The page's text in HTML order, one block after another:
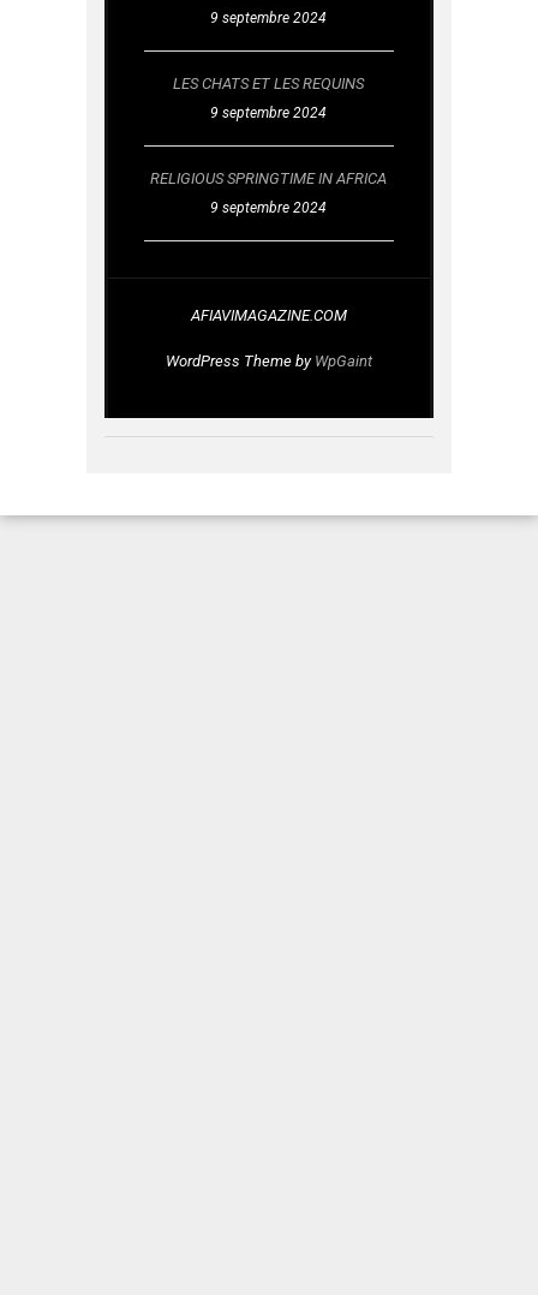
9 septembre 2024
LES CHATS ET LES REQUINS
9 septembre 2024
RELIGIOUS SPRINGTIME IN AFRICA
9 septembre 2024
AFIAVIMAGAZINE.COM
WordPress Theme by WpGaint